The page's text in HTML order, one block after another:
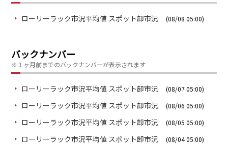
ローリーラック市況平均値 スポット卸市況 (08/08 05:00)
バックナンバー
※１ヶ月前までのバックナンバーが表示されます
ローリーラック市況平均値 スポット卸市況 (08/07 05:00)
ローリーラック市況平均値 スポット卸市況 (08/06 05:00)
ローリーラック市況平均値 スポット卸市況 (08/05 05:00)
ローリーラック市況平均値 スポット卸市況 (08/04 05:00)